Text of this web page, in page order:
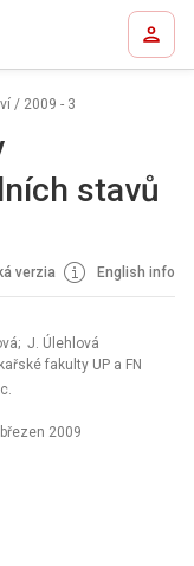
/ 2009 - 3
stavů
verzia English info
J. Úlehlová
fakulty UP a FN
2009